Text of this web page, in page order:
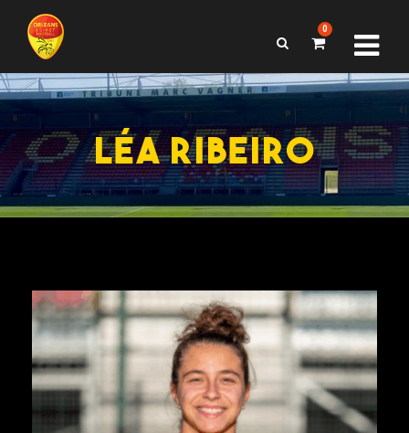
0
LÉA RIBEIRO